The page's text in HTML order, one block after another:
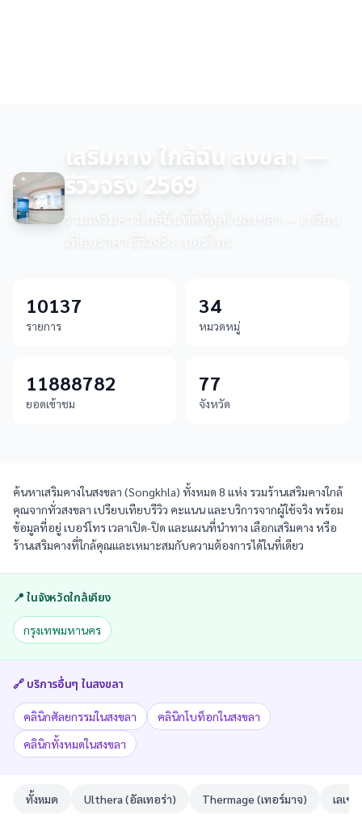
เสริมคาง ใกล้ฉัน สงขลา —
รีวิวจริง 2569
รวมเสริมคางใกล้ฉันที่ดีที่สุดในสงขลา — เปรียบ
เทียบราคา รีวิวจริง เบอร์โทร
10137
รายการ
34
หมวดหมู่
11888782
ยอดเข้าชม
77
จังหวัด
ค้นหาเสริมคางในสงขลา (Songkhla) ทั้งหมด 8 แห่ง รวมร้านเสริมคางใกล้
คุณจากทั่วสงขลา เปรียบเทียบรีวิว คะแนน และบริการจากผู้ใช้จริง พร้อม
ข้อมูลที่อยู่ เบอร์โทร เวลาเปิด-ปิด และแผนที่นำทาง เลือกเสริมคาง หรือ
ร้านเสริมคางที่ใกล้คุณและเหมาะสมกับความต้องการได้ในที่เดียว
📍 ในจังหวัดใกล้เคียง
กรุงเทพมหานคร
🔗 บริการอื่นๆ ในสงขลา
คลินิกศัลยกรรมในสงขลา
คลินิกโบท็อกในสงขลา
คลินิกทั้งหมดในสงขลา
ทั้งหมด Ulthera (อัลเทอร่า) Thermage (เทอร์มาจ) เลเซ